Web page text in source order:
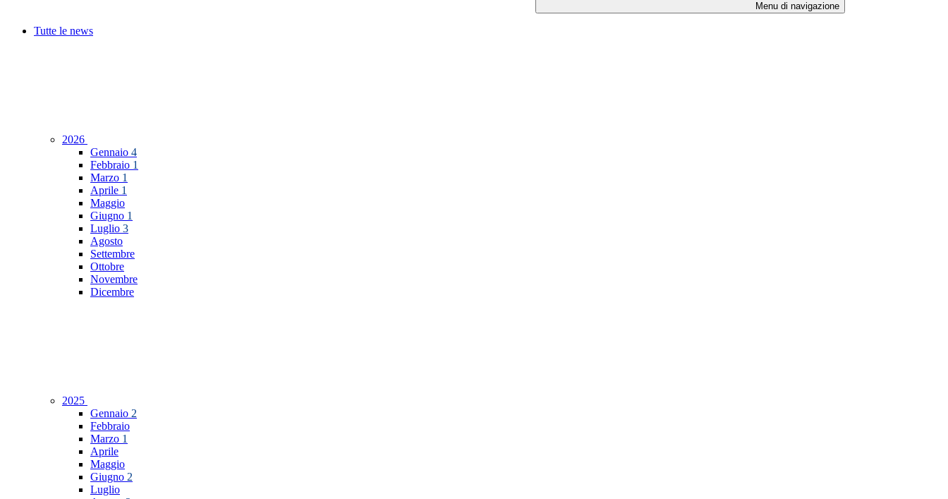
Menu di navigazione
Tutte le news
2026
Gennaio 4
Febbraio 1
Marzo 1
Aprile 1
Maggio
Giugno 1
Luglio 3
Agosto
Settembre
Ottobre
Novembre
Dicembre
2025
Gennaio 2
Febbraio
Marzo 1
Aprile
Maggio
Giugno 2
Luglio